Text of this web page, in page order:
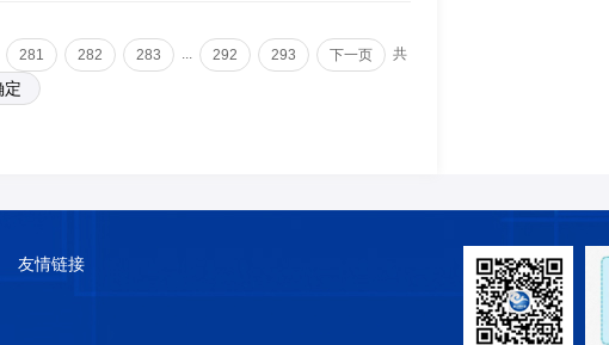
281 282 283 ... 292 293 下一页 共
友情链接